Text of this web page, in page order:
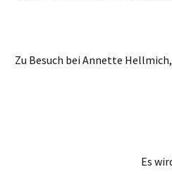
Zu Besuch bei Annette
Es